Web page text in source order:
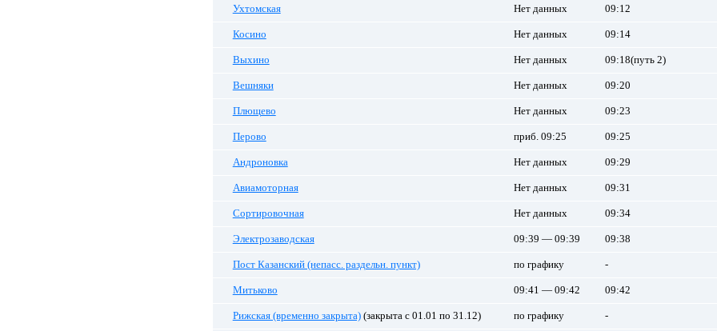
Ухтомская Нет данных 09:12
Косино Нет данных 09:14
Выхино Нет данных 09:18(путь 2)
Вешняки Нет данных 09:20
Плющево Нет данных 09:23
Перово приб. 09:25 09:25
Андроновка Нет данных 09:29
Авиамоторная Нет данных 09:31
Сортировочная Нет данных 09:34
Электрозаводская 09:39 — 09:39 09:38
Пост Казанский (непасс. раздельн. пункт) по графику -
Митьково 09:41 — 09:42 09:42
Рижская (временно закрыта)(закрыта с 01.01 по 31.12) по графику -